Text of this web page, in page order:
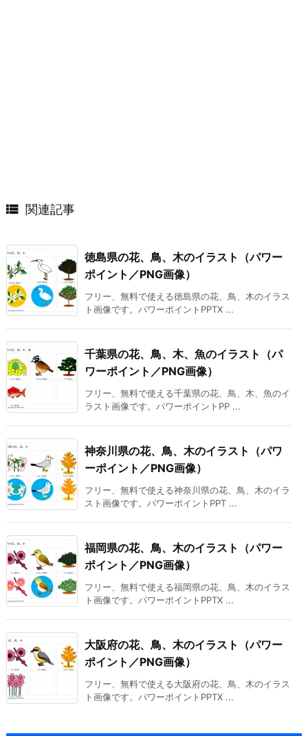
 関連記事
徳島県の花、鳥、木のイラスト（パワー
ポイント／PNG画像）
フリー、無料で使える徳島県の花、鳥、木のイラス
ト画像です。パワーポイントPPTX ...
千葉県の花、鳥、木、魚のイラスト（パ
ワーポイント／PNG画像）
フリー、無料で使える千葉県の花、鳥、木、魚のイ
ラスト画像です。パワーポイントPP ...
神奈川県の花、鳥、木のイラスト（パワ
ーポイント／PNG画像）
フリー、無料で使える神奈川県の花、鳥、木のイラ
スト画像です。パワーポイントPPT ...
福岡県の花、鳥、木のイラスト（パワー
ポイント／PNG画像）
フリー、無料で使える福岡県の花、鳥、木のイラス
ト画像です。パワーポイントPPTX ...
大阪府の花、鳥、木のイラスト（パワー
ポイント／PNG画像）
フリー、無料で使える大阪府の花、鳥、木のイラス
ト画像です。パワーポイントPPTX ...